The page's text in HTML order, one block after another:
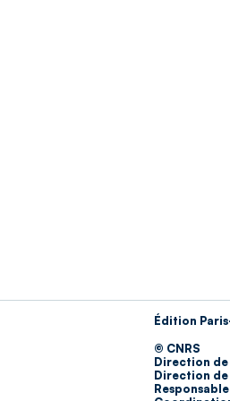
Édition
© CNRS
Direction
Direction